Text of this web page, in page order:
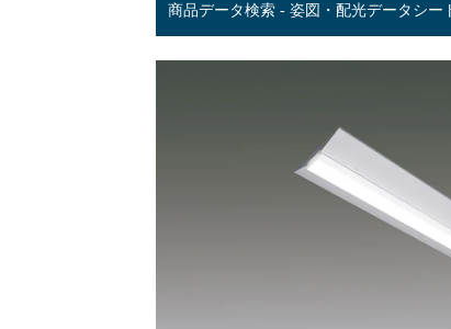
商品データ検索 - 姿図・配光データシー